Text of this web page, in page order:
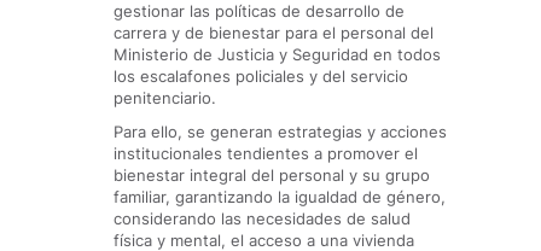
gestionar las políticas de desarrollo de
carrera y de bienestar para el personal del
Ministerio de Justicia y Seguridad en todos
los escalafones policiales y del servicio
penitenciario.
Para ello, se generan estrategias y acciones
institucionales tendientes a promover el
bienestar integral del personal y su grupo
familiar, garantizando la igualdad de género,
considerando las necesidades de salud
física y mental, el acceso a una vivienda